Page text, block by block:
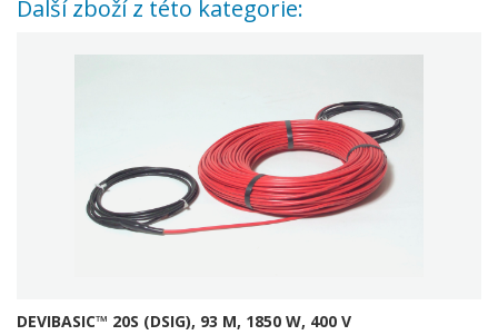
Další zboží z této kategorie:
DEVIBASIC™ 20S (DSIG), 93 M, 1850 W, 400 V